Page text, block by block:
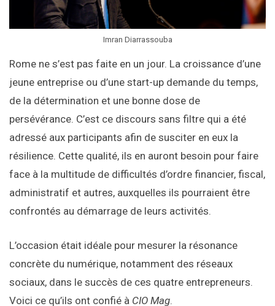
Imran Diarrassouba
Rome ne s’est pas faite en un jour. La croissance d’une
jeune entreprise ou d’une start-up demande du temps,
de la détermination et une bonne dose de
persévérance. C’est ce discours sans filtre qui a été
adressé aux participants afin de susciter en eux la
résilience. Cette qualité, ils en auront besoin pour faire
face à la multitude de difficultés d’ordre financier, fiscal,
administratif et autres, auxquelles ils pourraient être
confrontés au démarrage de leurs activités.
L’occasion était idéale pour mesurer la résonance
concrète du numérique, notamment des réseaux
sociaux, dans le succès de ces quatre entrepreneurs.
Voici ce qu’ils ont confié à CIO Mag.